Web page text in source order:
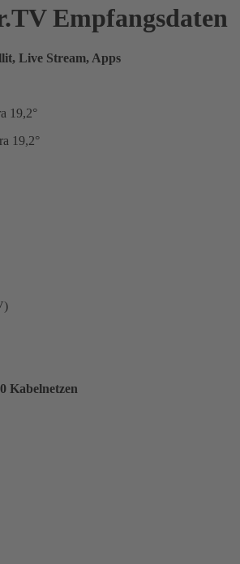
Empfangsdaten
Live Stream, Apps
19,2°
19,2°
Kabelnetzen